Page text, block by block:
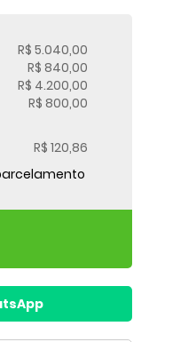
R$ 5.040,00
R$ 840,00
R$ 4.200,00
R$ 800,00
R$ 120,86